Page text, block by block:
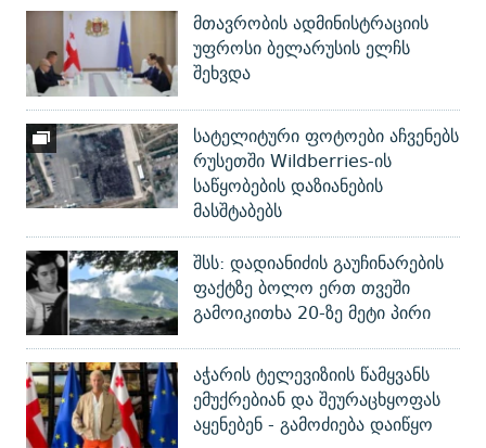
მთავრობის ადმინისტრაციის
უფროსი ბელარუსის ელჩს
შეხვდა
სატელიტური ფოტოები აჩვენებს
რუსეთში Wildberries-ის
საწყობების დაზიანების
მასშტაბებს
შსს: დადიანიძის გაუჩინარების
ფაქტზე ბოლო ერთ თვეში
გამოიკითხა 20-ზე მეტი პირი
აჭარის ტელევიზიის წამყვანს
ემუქრებიან და შეურაცხყოფას
აყენებენ - გამოძიება დაიწყო